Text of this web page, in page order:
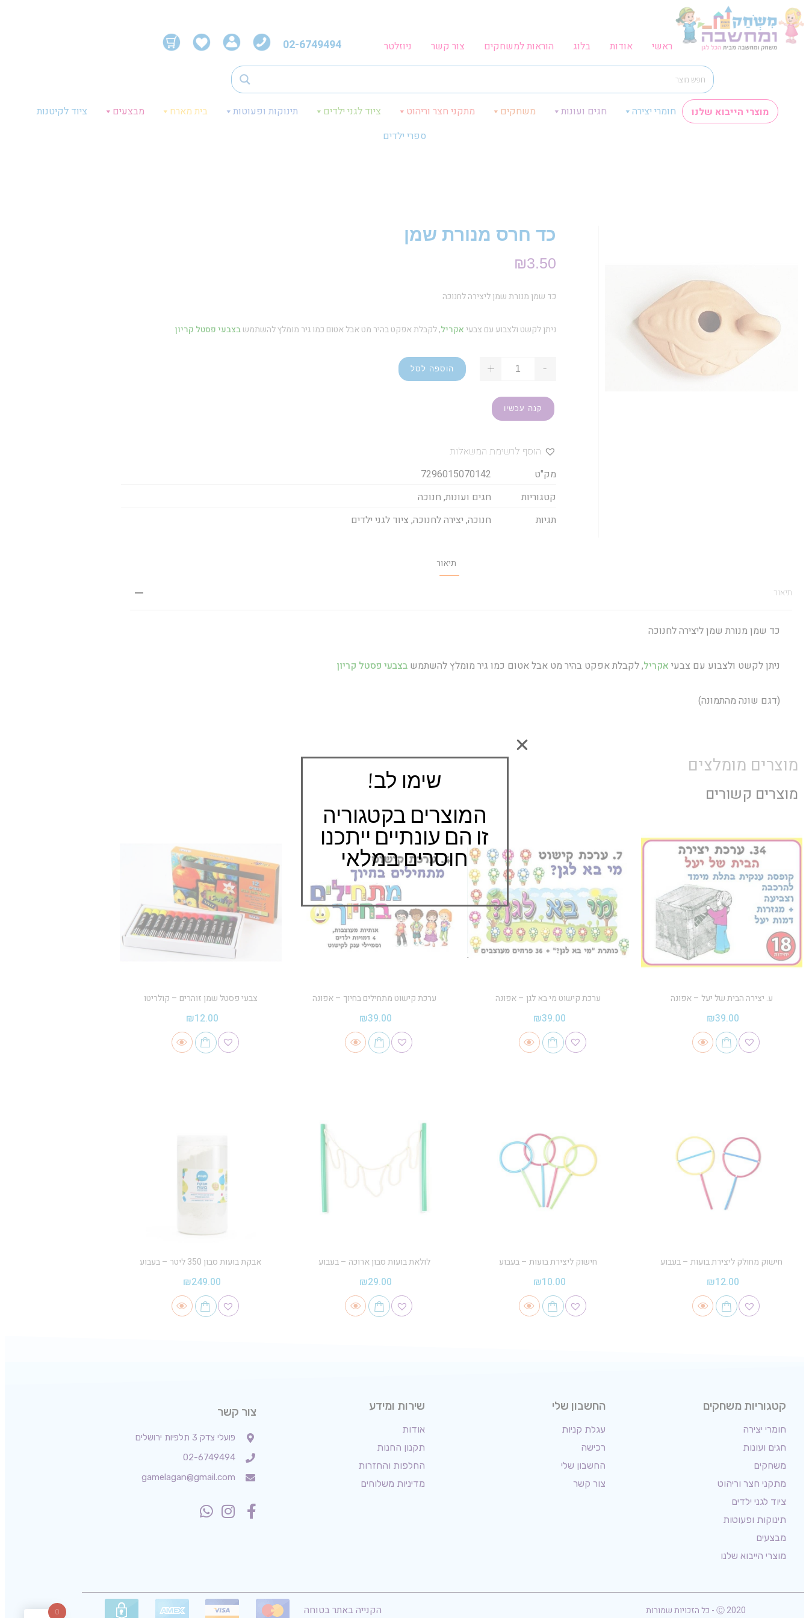
ראשי אודות בלוג הוראות למשחקים צור קשר ניוזלטר 02-6749494
מוצרי הייבוא שלנו חומרי יצירה חגים ועונות משחקים מתקני חצר וריהוט ציוד לגני ילדים תינוקות ופעוטות בית מארח מבצעים
ציוד לקיטנות
ספרי ילדים
כד חרס מנורת שמן
₪3.50
כד שמן מנורת שמן ליצירה לחנוכה
ניתן לקשט ולצבוע עם צבעיאקריל, לקבלת אפקט בהיר מט אבל אטום כמו גיר מומלץ להשתמשבצבעי פסטל קריון
-
+ הוספה לסל
קנה עכשיו
הוסף לרשימת המשאלות
מק"ט
7296015070142
קטגוריות
חגים ועונות, חנוכה
תגיות
חנוכה, יצירה לחנוכה, ציוד לגני ילדים
תיאור
תיאור
כד שמן מנורת שמן ליצירה לחנוכה
ניתן לקשט ולצבוע עם צבעי אקריל, לקבלת אפקט בהיר מט אבל אטום כמו גיר מומלץ להשתמש בצבעי פסטל קריון
(דגם שונה מהתמונה)
מוצרים מומלצים
מוצרים קשורים
ע. יצירה הבית של יעל – אפונה
₪39.00
ערכת קישוט מי בא לגן – אפונה
₪39.00
ערכת קישוט מתחילים בחיוך – אפונה
₪39.00
צבעי פסטל שמן זוהרים – קולריטו
₪12.00
חישוק מחולק ליצירת בועות – בעבוע
₪12.00
חישוק ליצירת בועות – בעבוע
₪10.00
לולאת בועות סבון ארוכה – בעבוע
₪29.00
אבקת בועות סבון 350 ליטר – בעבוע
₪249.00
קטגוריות משחקים
חומרי יצירה
חגים ועונות
משחקים
מתקני חצר וריהוט
ציוד לגני ילדים
תינוקות ופעוטות
מבצעים
מוצרי הייבוא שלנו
החשבון שלי
עגלת קניות
רכישה
החשבון שלי
צור קשר
שירות ומידע
אודות
תקנון החנות
החלפות והחזרות
מדיניות משלוחים
צור קשר
פועלי צדק 3 תלפיות ירושלים
02-6749494
gamelagan@gmail.com
Ⓒ 2020 - כל הזכויות שמורות הקנייה באתר בטוחה 0
שימו לב!
המוצרים בקטגוריה
זו הם עונתיים ייתכנו
חוסרים במלאי